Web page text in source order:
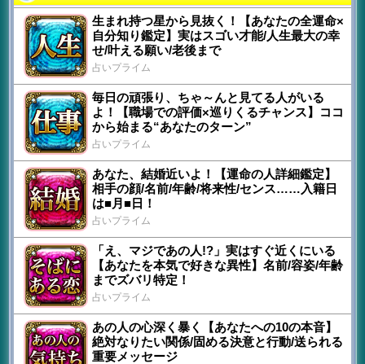
生まれ持つ星から見抜く！【あなたの全運命×
自分知り鑑定】実はスゴい才能/人生最大の幸
せ/叶える願い/老後まで
占いプライム
毎日の頑張り、ちゃ～んと見てる人がいる
よ！【職場での評価×巡りくるチャンス】ココ
から始まる“あなたのターン”
占いプライム
あなた、結婚近いよ！【運命の人詳細鑑定】
相手の顔/名前/年齢/将来性/センス……入籍日
は■月■日！
占いプライム
「え、マジであの人!?」実はすぐ近くにいる
【あなたを本気で好きな異性】名前/容姿/年齢
までズバリ特定！
占いプライム
あの人の心深く暴く【あなたへの10の本音】
絶対なりたい関係/固める決意と行動/送られる
重要メッセージ